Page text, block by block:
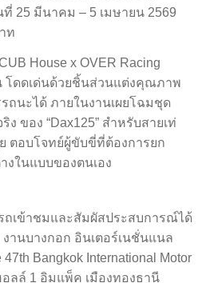
25 มีนาคม – 5 เมษายน 2569
ท
House x OVER Racing
โดดเด่นด้วยชิ้นส่วนแต่งคุณภาพ
ถนะได้ ภายในงานเผยโฉมชุด
ของ “Dax125” สำหรับสายเท่
ตอบโจทย์ผู้ขับขี่ที่ต้องการยก
งในแบบของตนเอง
เข้าชมและสัมผัสประสบการณ์ได้
านบางกอก อินเตอร์เนชั่นแนล
Bangkok International Motor
อลล์ 1 อิมแพ็ค เมืองทองธานี